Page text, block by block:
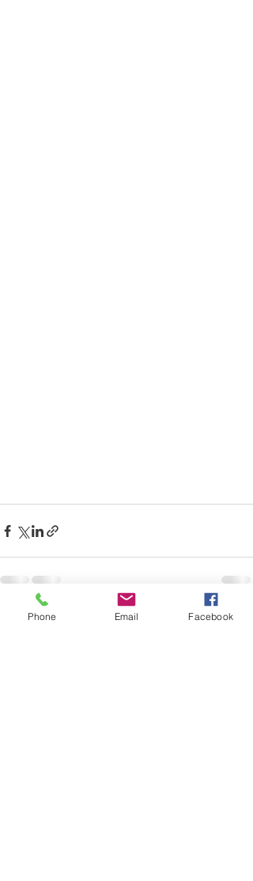
Entradas recientes Ver todo
Phone Email Facebook